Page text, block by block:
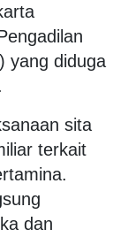
yang diduga
sita
terkait
dan